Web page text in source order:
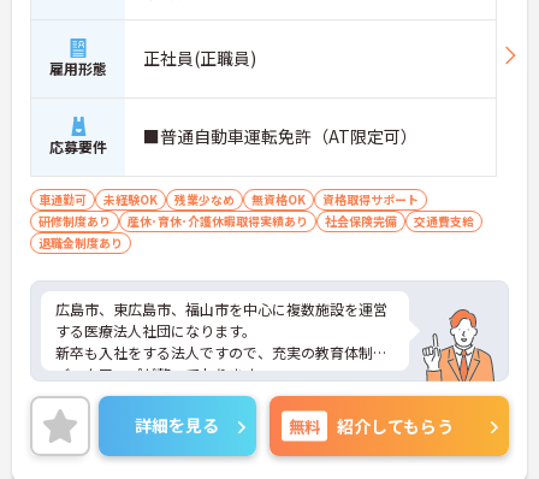
雇用形態 正社員(正職員)
応募要件 ■普通自動車運転免許（AT限定可）
車通勤可 未経験OK 残業少なめ 無資格OK
資格取得サポート
研修制度あり
産休･育休･介護休暇取得実績あり 社会保険完備
交通費支給
退職金制度あり
広島市、東広島市、福山市を中心に複数施設を運営
する医療法人社団になります。
新卒も入社をする法人ですので、充実の教育体制や
バックアップが整っております。
気になる方はお問い合わせ下さい。
詳細を見る 無料 紹介してもらう